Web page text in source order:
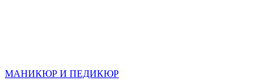
МАНИКЮР И ПЕДИКЮР